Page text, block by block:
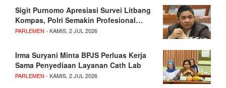
Sigit Purnomo Apresiasi Survei Litbang
Kompas, Polri Semakin Profesional…
PARLEMEN - KAMIS, 2 JUL 2026
Irma Suryani Minta BPJS Perluas Kerja
Sama Penyediaan Layanan Cath Lab
PARLEMEN - KAMIS, 2 JUL 2026